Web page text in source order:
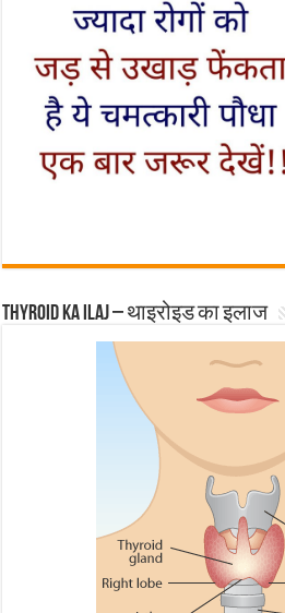
Thyroid ka ilaj – थाइरोइड का इलाज